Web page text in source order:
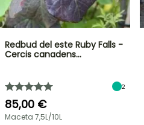
Redbud del este Ruby Falls -
Cercis canadens…
2
85,00 €
Maceta 7,5L/10L